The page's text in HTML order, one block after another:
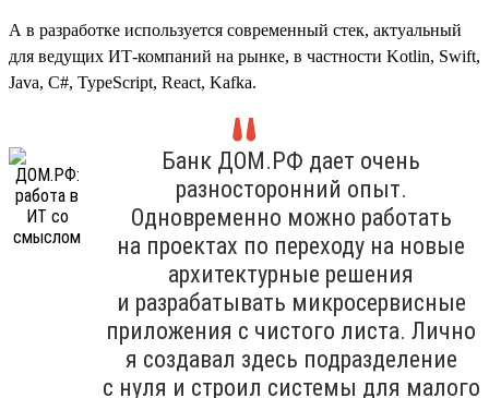
А в разработке используется современный стек, актуальный
для ведущих ИТ-компаний на рынке, в частности Kotlin, Swift,
Java, C#, TypeScript, React, Kafka.
Банк ДОМ.РФ дает очень
разносторонний опыт.
Одновременно можно работать
на проектах по переходу на новые
архитектурные решения
и разрабатывать микросервисные
приложения с чистого листа. Лично
я создавал здесь подразделение
с нуля и строил системы для малого